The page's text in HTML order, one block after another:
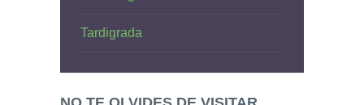
Tardigrada